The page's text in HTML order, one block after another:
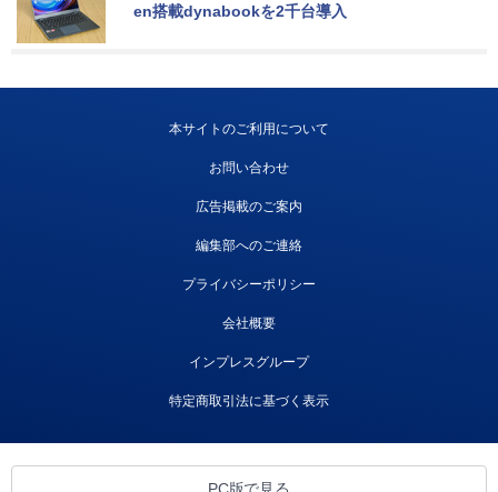
en搭載dynabookを2千台導入
本サイトのご利用について
お問い合わせ
広告掲載のご案内
編集部へのご連絡
プライバシーポリシー
会社概要
インプレスグループ
特定商取引法に基づく表示